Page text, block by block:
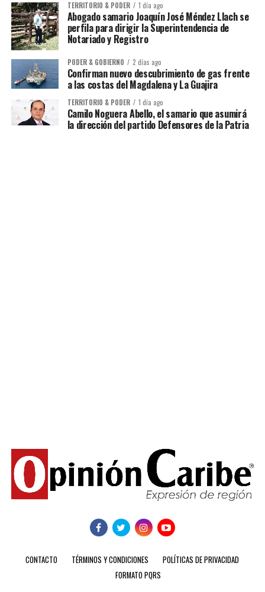
TERRITORIO & PODER 1 día ago
Abogado samario Joaquín José Méndez Llach se
perfila para dirigir la Superintendencia de
Notariado y Registro
PODER & GOBIERNO 2 días ago
Confirman nuevo descubrimiento de gas frente
a las costas del Magdalena y La Guajira
TERRITORIO & PODER 1 día ago
Camilo Noguera Abello, el samario que asumirá
la dirección del partido Defensores de la Patria
CONTACTO TÉRMINOS Y CONDICIONES
POLÍTICAS DE PRIVACIDAD
FORMATO PQRS